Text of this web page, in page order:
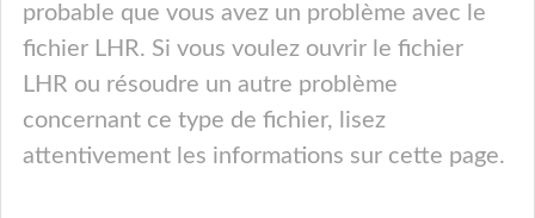
probable que vous avez un problème avec le
fichier LHR. Si vous voulez ouvrir le fichier
LHR ou résoudre un autre problème
concernant ce type de fichier, lisez
attentivement les informations sur cette page.